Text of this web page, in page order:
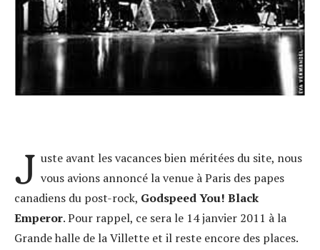
J uste avant les vacances bien méritées du site, nous
vous avions annoncé la venue à Paris des papes
canadiens du post-rock, Godspeed You! Black
Emperor. Pour rappel, ce sera le 14 janvier 2011 à la
Grande halle de la Villette et il reste encore des places.